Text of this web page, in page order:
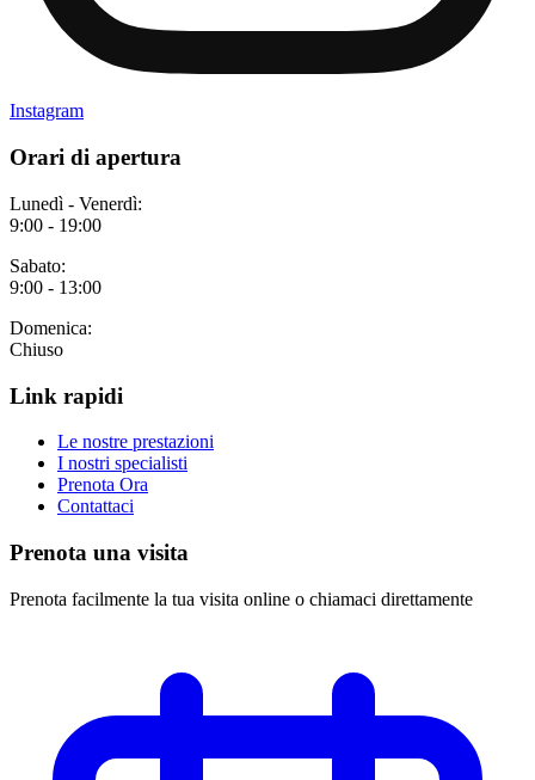
Instagram
Orari di apertura
Lunedì - Venerdì:
9:00 - 19:00
Sabato:
9:00 - 13:00
Domenica:
Chiuso
Link rapidi
Le nostre prestazioni
I nostri specialisti
Prenota Ora
Contattaci
Prenota una visita
Prenota facilmente la tua visita online o chiamaci direttamente